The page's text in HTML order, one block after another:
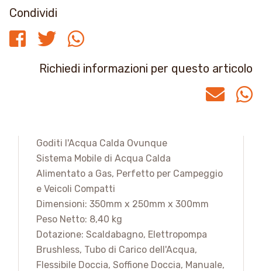
Condividi
Richiedi informazioni per questo articolo
Goditi l'Acqua Calda Ovunque
Sistema Mobile di Acqua Calda
Alimentato a Gas, Perfetto per Campeggio
e Veicoli Compatti
Dimensioni: 350mm x 250mm x 300mm
Peso Netto: 8,40 kg
Dotazione: Scaldabagno, Elettropompa
Brushless, Tubo di Carico dell'Acqua,
Flessibile Doccia, Soffione Doccia, Manuale,